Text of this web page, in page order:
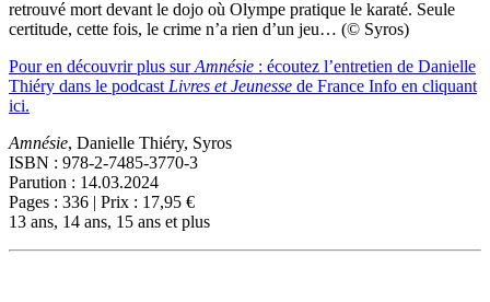
retrouvé mort devant le dojo où Olympe pratique le karaté. Seule
certitude, cette fois, le crime n’a rien d’un jeu… (© Syros)
Pour en découvrir plus surAmnésie : écoutez l’entretien de Danielle
Thiéry dans le podcast Livres et Jeunesse de France Info en cliquant
ici.
Amnésie, Danielle Thiéry, Syros
ISBN : 978-2-7485-3770-3
Parution : 14.03.2024
Pages : 336 | Prix : 17,95 €
13 ans, 14 ans, 15 ans et plus